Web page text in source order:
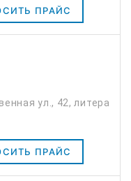
ПРАЙС
ул., 42, литера
ПРАЙС